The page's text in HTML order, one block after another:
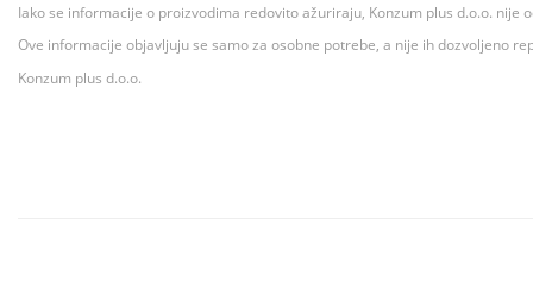
Iako se informacije o proizvodima redovito ažuriraju, Konzum plus d.o.o.
Ove informacije objavljuju se samo za osobne potrebe, a nije ih dozvoljeno
Konzum plus d.o.o.